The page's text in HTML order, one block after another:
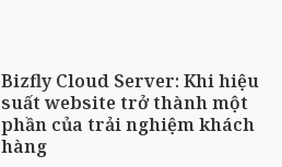
Bizfly Cloud Server: Khi hiệu
suất website trở thành một
phần của trải nghiệm khách
hàng